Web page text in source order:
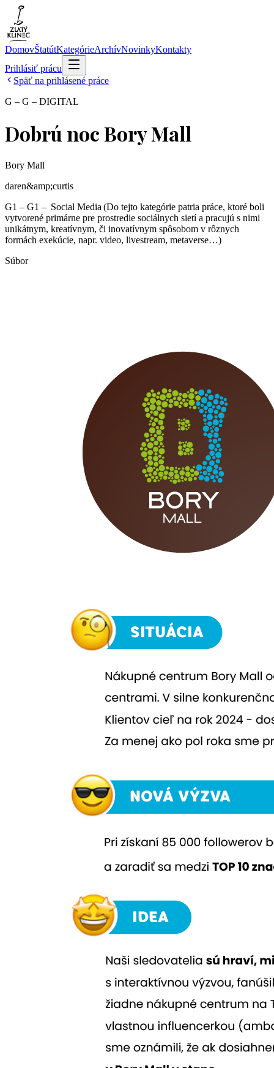
DomovŠtatútKategórieArchívNovinkyKontakty
Prihlásiť prácu
Späť na prihlásené práce
G – G – DIGITAL
Dobrú noc Bory Mall
Bory Mall
daren&amp;curtis
G1 – G1 – Social Media (Do tejto kategórie patria práce, ktoré boli
vytvorené primárne pre prostredie sociálnych sietí a pracujú s nimi
unikátnym, kreatívnym, či inovatívnym spôsobom v rôznych
formách exekúcie, napr. video, livestream, metaverse…)
Súbor